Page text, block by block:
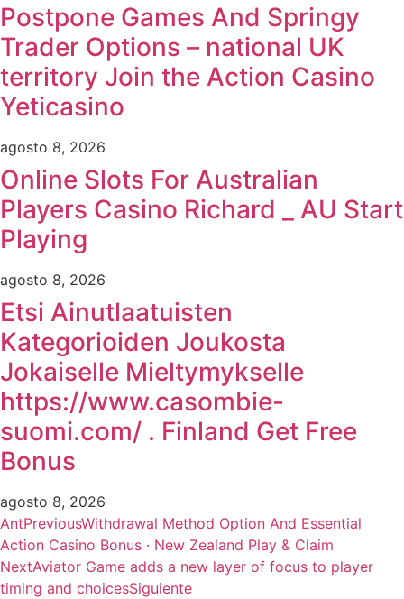
Postpone Games And Springy
Trader Options – national UK
territory Join the Action Casino
Yeticasino
agosto 8, 2026
Online Slots For Australian
Players Casino Richard _ AU Start
Playing
agosto 8, 2026
Etsi Ainutlaatuisten
Kategorioiden Joukosta
Jokaiselle Mieltymykselle
https://www.casombie-
suomi.com/ . Finland Get Free
Bonus
agosto 8, 2026
AntPreviousWithdrawal Method Option And Essential
Action Casino Bonus · New Zealand Play & Claim
NextAviator Game adds a new layer of focus to player
timing and choicesSiguiente